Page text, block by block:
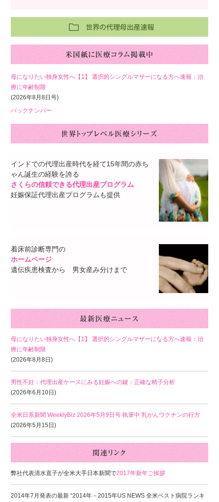
母になりたい独身女性へ【1】 選択的シングルマザーになる方へ速報：治
療に年齢制限
(2026年8月8日号)
バックナンバー
インドでの代理出産時代を経て15年間の赤ち
ゃん誕生の経験を誇る
さくらの信頼できる代理出産プログラム
妊娠保証代理出産プログラムも提供
着床前診断専門の
ホームページ
遺伝疾患検査から 男女産み分けまで
母になりたい独身女性へ【1】 選択的シングルマザーになる方へ速報：治
療に年齢制限
(2026年8月8日)
男性不妊：代理出産ケースにみる妊娠への鍵：正確な精子分析
(2026年6月10日)
全米日系新聞 WeeklyBiz 2026年5月9日号 執筆中 乳がんワクチンの行方
(2026年5月15日)
弊社代表清水直子が全米大手日本新聞で2017年新年ご挨拶
2014年7月発表の最新 “2014年－2015年US NEWS 全米ベスト病院ランキ